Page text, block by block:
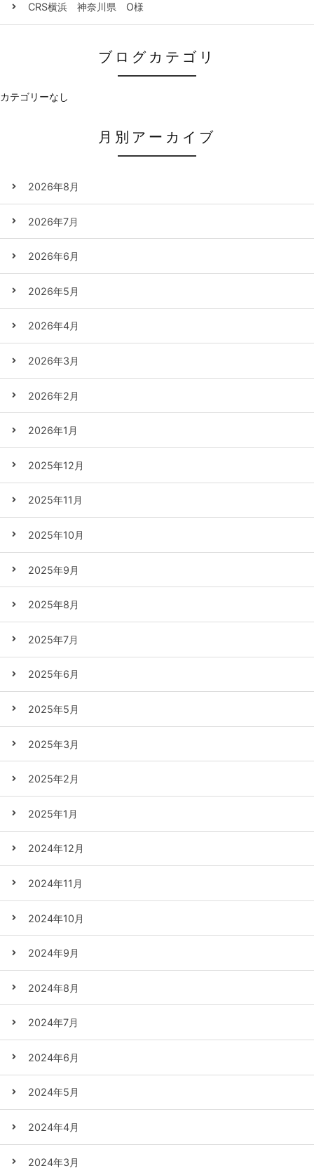
CRS横浜 神奈川県 O様
ブログカテゴリ
カテゴリーなし
月別アーカイブ
2026年8月
2026年7月
2026年6月
2026年5月
2026年4月
2026年3月
2026年2月
2026年1月
2025年12月
2025年11月
2025年10月
2025年9月
2025年8月
2025年7月
2025年6月
2025年5月
2025年3月
2025年2月
2025年1月
2024年12月
2024年11月
2024年10月
2024年9月
2024年8月
2024年7月
2024年6月
2024年5月
2024年4月
2024年3月